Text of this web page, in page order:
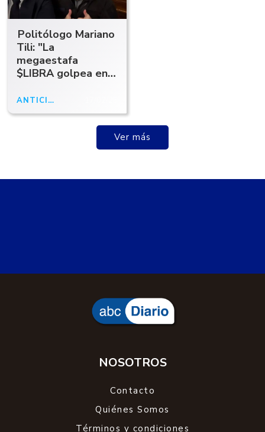
Politólogo Mariano
Tili: "La
megaestafa
$LIBRA golpea en
imagen
presidencial"
ANTICIPOABCRADIO
Ver más
NOSOTROS
Contacto
Quiénes Somos
Términos y condiciones